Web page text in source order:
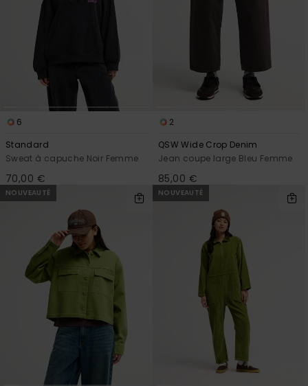
6
Standard
Sweat à capuche Noir Femme
70,00 €
2
QSW Wide Crop Denim
Jean coupe large Bleu Femme
85,00 €
NOUVEAUTÉ NOUVEAUTÉ